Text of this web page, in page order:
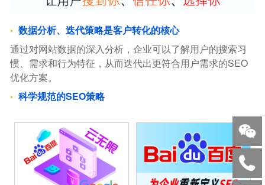
数据分析、迭代策略是客户转化的核心
通过对网站数据的深入分析，企业可以了解用户的搜索习
惯、需求和行为特征，从而迭代出更符合用户需求的SEO
优化方案。
科学规范的SEO策略